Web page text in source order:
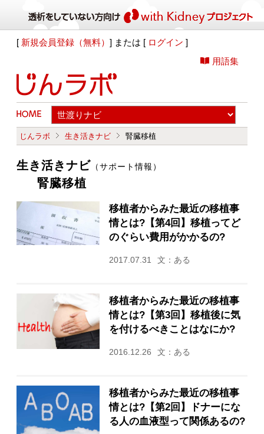
[ 新規会員登録（無料）] または [ ログイン ]
用語集
じんラボ 生き活きナビ 腎臓移植
生き活きナビ （サポート情報）
腎臓移植
移植者からみた最近の移植事
情とは?【第4回】移植ってど
のぐらい費用がかかるの?
2017.07.31 文：ある
移植者からみた最近の移植事
情とは?【第3回】移植後に気
を付けるべきことはなにか?
2016.12.26 文：ある
移植者からみた最近の移植事
情とは?【第2回】ドナーにな
る人の血液型って関係あるの?